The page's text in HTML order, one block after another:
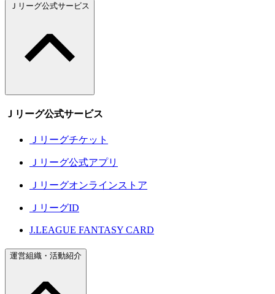
Ｊリーグ公式サービス
Ｊリーグ公式サービス
Ｊリーグチケット
Ｊリーグ公式アプリ
Ｊリーグオンラインストア
ＪリーグID
J.LEAGUE FANTASY CARD
運営組織・活動紹介